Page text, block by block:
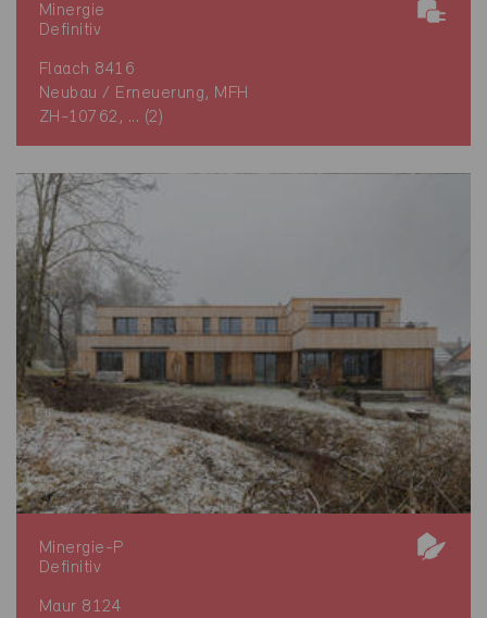
Minergie
Definitiv
Flaach 8416
Neubau / Erneuerung, MFH
ZH-10762, ... (2)
Minergie-P
Definitiv
Maur 8124